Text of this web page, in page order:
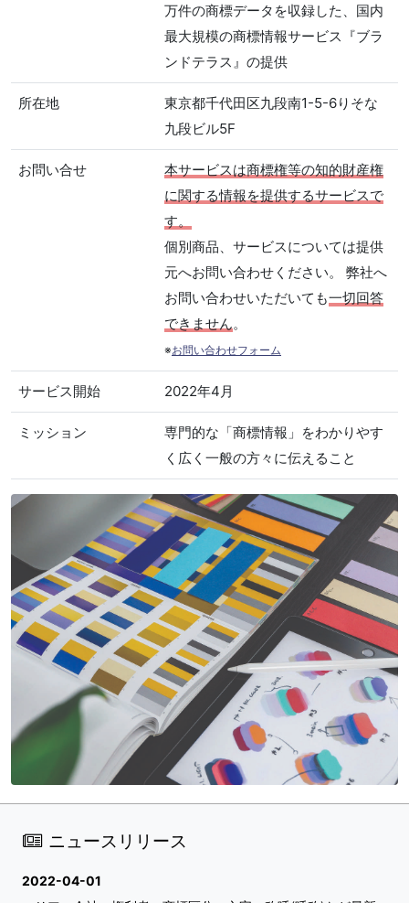
万件の商標データを収録した、国内
最大規模の商標情報サービス『ブラ
ンドテラス』の提供
所在地
東京都千代田区九段南1-5-6りそな
九段ビル5F
お問い合せ
本サービスは商標権等の知的財産権
に関する情報を提供するサービスで
す。
個別商品、サービスについては提供
元へお問い合わせください。 弊社へ
お問い合わせいただいても一切回答
できません。
※お問い合わせフォーム
サービス開始 2022年4月
ミッション
専門的な「商標情報」をわかりやす
く広く一般の方々に伝えること
ニュースリリース
2022-04-01